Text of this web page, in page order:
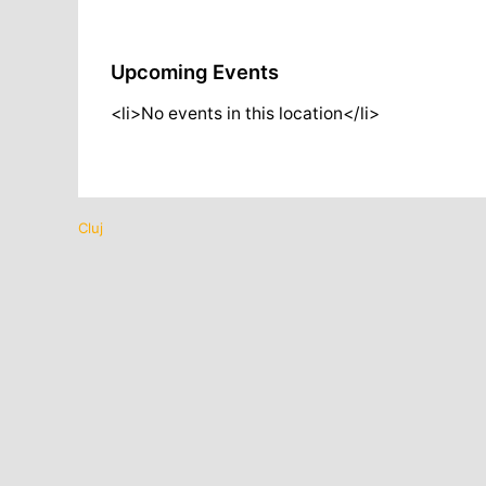
Upcoming Events
<li>No events in this location</li>
Navigare
Cluj